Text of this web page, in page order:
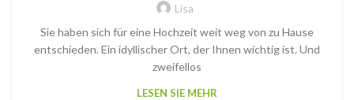
Lisa
Sie haben sich für eine Hochzeit weit weg von zu Hause
entschieden. Ein idyllischer Ort, der Ihnen wichtig ist. Und
zweifellos
LESEN SIE MEHR